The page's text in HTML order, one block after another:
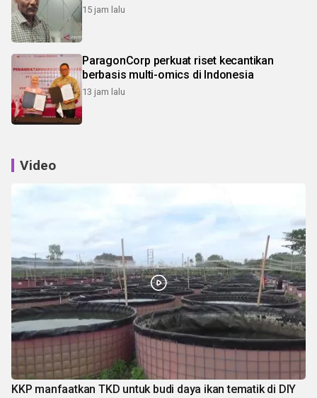
15 jam lalu
ParagonCorp perkuat riset kecantikan
berbasis multi-omics di Indonesia
13 jam lalu
Video
KKP manfaatkan TKD untuk budi daya ikan tematik di DIY